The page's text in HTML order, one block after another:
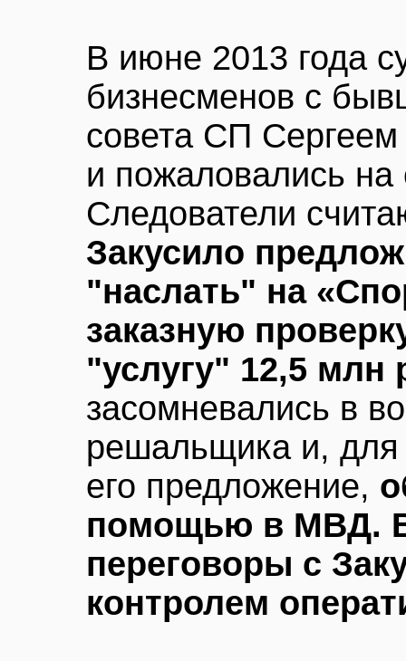
В июне 2013 года
бизнесменов с
совета СП Сергеем
и пожаловались
Следователи
Закусило
"наслать" на
заказную
"услугу" 12,5 млн
засомневались в
решальщика и, для
его предложение,
помощью в МВД.
переговоры с
контролем